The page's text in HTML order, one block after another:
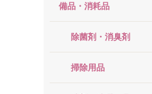
備品・消耗品
除菌剤・消臭剤
掃除用品